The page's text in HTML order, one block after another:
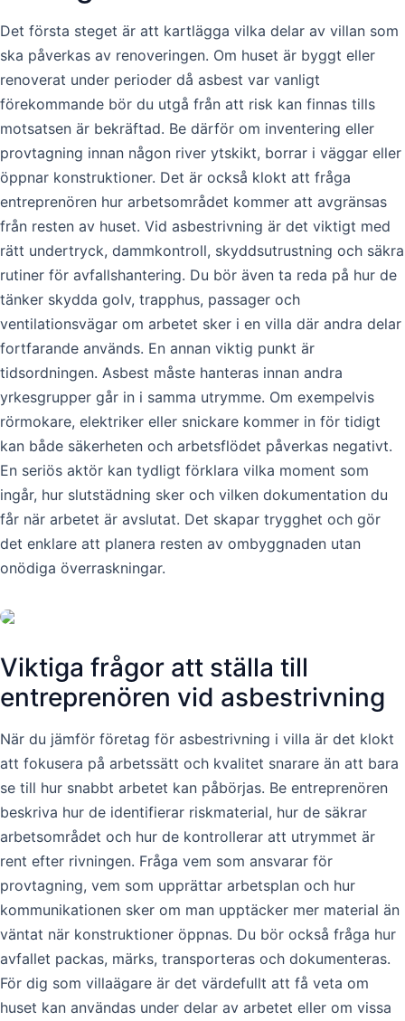
Det första steget är att kartlägga vilka delar av villan som
ska påverkas av renoveringen. Om huset är byggt eller
renoverat under perioder då asbest var vanligt
förekommande bör du utgå från att risk kan finnas tills
motsatsen är bekräftad. Be därför om inventering eller
provtagning innan någon river ytskikt, borrar i väggar eller
öppnar konstruktioner. Det är också klokt att fråga
entreprenören hur arbetsområdet kommer att avgränsas
från resten av huset. Vid asbestrivning är det viktigt med
rätt undertryck, dammkontroll, skyddsutrustning och säkra
rutiner för avfallshantering. Du bör även ta reda på hur de
tänker skydda golv, trapphus, passager och
ventilationsvägar om arbetet sker i en villa där andra delar
fortfarande används. En annan viktig punkt är
tidsordningen. Asbest måste hanteras innan andra
yrkesgrupper går in i samma utrymme. Om exempelvis
rörmokare, elektriker eller snickare kommer in för tidigt
kan både säkerheten och arbetsflödet påverkas negativt.
En seriös aktör kan tydligt förklara vilka moment som
ingår, hur slutstädning sker och vilken dokumentation du
får när arbetet är avslutat. Det skapar trygghet och gör
det enklare att planera resten av ombyggnaden utan
onödiga överraskningar.
Viktiga frågor att ställa till
entreprenören vid asbestrivning
När du jämför företag för asbestrivning i villa är det klokt
att fokusera på arbetssätt och kvalitet snarare än att bara
se till hur snabbt arbetet kan påbörjas. Be entreprenören
beskriva hur de identifierar riskmaterial, hur de säkrar
arbetsområdet och hur de kontrollerar att utrymmet är
rent efter rivningen. Fråga vem som ansvarar för
provtagning, vem som upprättar arbetsplan och hur
kommunikationen sker om man upptäcker mer material än
väntat när konstruktioner öppnas. Du bör också fråga hur
avfallet packas, märks, transporteras och dokumenteras.
För dig som villaägare är det värdefullt att få veta om
huset kan användas under delar av arbetet eller om vissa